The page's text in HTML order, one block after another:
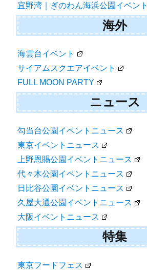
宜野湾｜ぎのわん海浜公園イベント
海外
海雲台イベント
サイアムスクエアイベント
FULL MOON PARTY
ニュース
勾当台公園イベントニュース
東京イベントニュース
上野恩賜公園イベントニュース
代々木公園イベントニュース
日比谷公園イベントニュース
久屋大通公園イベントニュース
大阪イベントニュース
特集
東京フードフェス